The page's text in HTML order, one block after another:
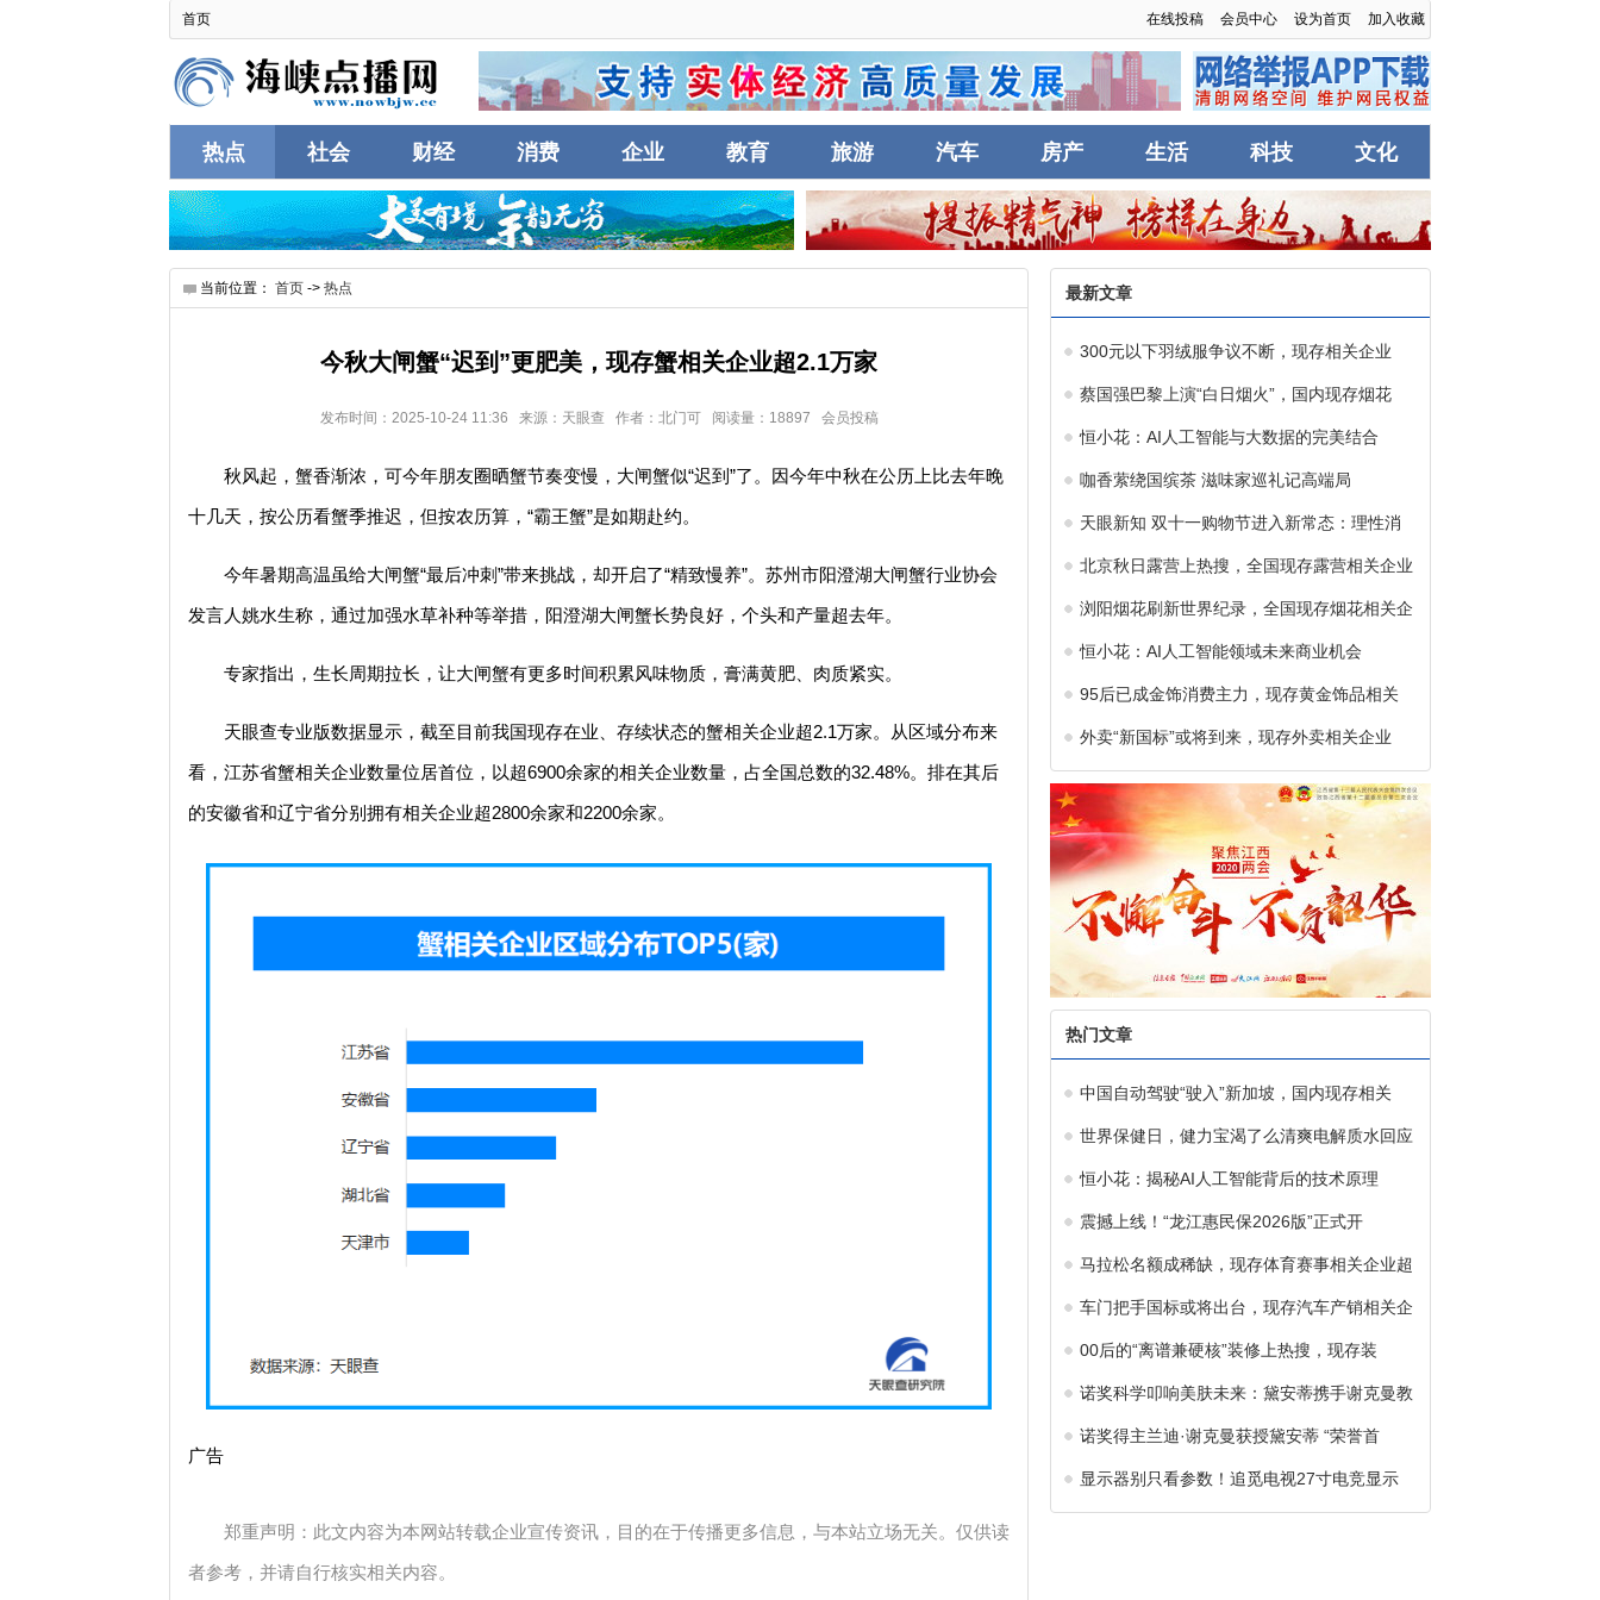
首页 在线投稿 会员中心 设为首页 加入收藏
热点 社会 财经 消费 企业 教育 旅游 汽车 房产 生活 科技 文化
互联
当前位置： 首页 -> 热点
今秋大闸蟹“迟到”更肥美，现存蟹相关企业超2.1万家
发布时间：2025-10-24 11:36 来源：天眼查 作者：北门可 阅读量：18897 会员投稿
秋风起，蟹香渐浓，可今年朋友圈晒蟹节奏变慢，大闸蟹似“迟到”了。因今年中秋在公历上比去年晚
十几天，按公历看蟹季推迟，但按农历算，“霸王蟹”是如期赴约。
今年暑期高温虽给大闸蟹“最后冲刺”带来挑战，却开启了“精致慢养”。苏州市阳澄湖大闸蟹行业协会
发言人姚水生称，通过加强水草补种等举措，阳澄湖大闸蟹长势良好，个头和产量超去年。
专家指出，生长周期拉长，让大闸蟹有更多时间积累风味物质，膏满黄肥、肉质紧实。
天眼查专业版数据显示，截至目前我国现存在业、存续状态的蟹相关企业超2.1万家。从区域分布来
看，江苏省蟹相关企业数量位居首位，以超6900余家的相关企业数量，占全国总数的32.48%。排在其后
的安徽省和辽宁省分别拥有相关企业超2800余家和2200余家。
广告
郑重声明：此文内容为本网站转载企业宣传资讯，目的在于传播更多信息，与本站立场无关。仅供读
者参考，并请自行核实相关内容。
最新文章
300元以下羽绒服争议不断，现存相关企业
蔡国强巴黎上演“白日烟火”，国内现存烟花
恒小花：AI人工智能与大数据的完美结合
咖香萦绕国缤茶 滋味家巡礼记高端局
天眼新知 双十一购物节进入新常态：理性消
北京秋日露营上热搜，全国现存露营相关企业
浏阳烟花刷新世界纪录，全国现存烟花相关企
恒小花：AI人工智能领域未来商业机会
95后已成金饰消费主力，现存黄金饰品相关
外卖“新国标”或将到来，现存外卖相关企业
热门文章
中国自动驾驶“驶入”新加坡，国内现存相关
世界保健日，健力宝渴了么清爽电解质水回应
恒小花：揭秘AI人工智能背后的技术原理
震撼上线！“龙江惠民保2026版”正式开
马拉松名额成稀缺，现存体育赛事相关企业超
车门把手国标或将出台，现存汽车产销相关企
00后的“离谱兼硬核”装修上热搜，现存装
诺奖科学叩响美肤未来：黛安蒂携手谢克曼教
诺奖得主兰迪·谢克曼获授黛安蒂 “荣誉首
显示器别只看参数！追觅电视27寸电竞显示